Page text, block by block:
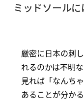
ミッドソール
厳密に日本の刺
れるのかは不明
見れば「なんち
あることが分か